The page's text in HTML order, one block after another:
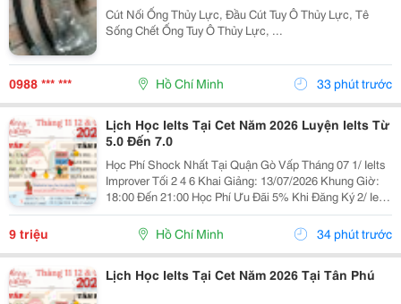
Cút Nối Ống Thủy Lực, Đầu Cút Tuy Ô Thủy Lực, Tê
Sống Chết Ống Tuy Ô Thủy Lực, ...
0988 *** *** Hồ Chí Minh 33 phút trước
Lịch Học Ielts Tại Cet Năm 2026 Luyện Ielts Từ
5.0 Đến 7.0
Học Phí Shock Nhất Tại Quận Gò Vấp Tháng 07 1/ Ielts
Improver Tối 2 4 6 Khai Giảng: 13/07/2026 Khung Giờ:
18:00 Đến 21:00 Học Phí Ưu Đãi 5% Khi Đăng Ký 2/ Ielts
Basic Tối 3 5 7 Khai Giảng: 07//07/2026 Khung Giờ:
18:00 Đến 21:00 ...
9 triệu Hồ Chí Minh 34 phút trước
Lịch Học Ielts Tại Cet Năm 2026 Tại Tân Phú